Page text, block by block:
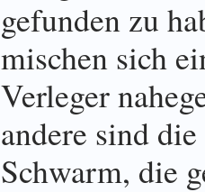
gefunden zu
mischen sich
Verleger
andere sind
Schwarm, die